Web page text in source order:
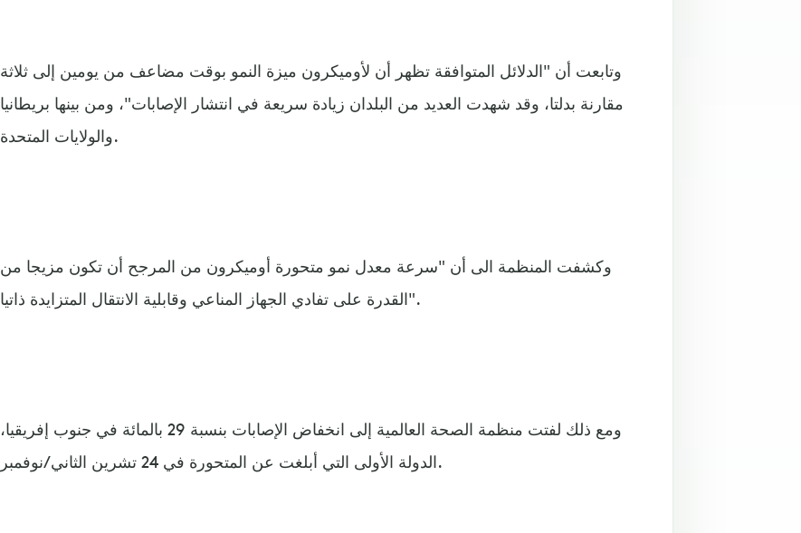
وتابعت أن "الدلائل المتوافقة تظهر أن لأوميكرون ميزة النمو بوقت مضاعف من يومين إلى ثلاثة
مقارنة بدلتا، وقد شهدت العديد من البلدان زيادة سريعة في انتشار الإصابات"، ومن بينها بريطانيا
والولايات المتحدة.
وكشفت المنظمة الى أن "سرعة معدل نمو متحورة أوميكرون من المرجح أن تكون مزيجا من
القدرة على تفادي الجهاز المناعي وقابلية الانتقال المتزايدة ذاتيا".
ومع ذلك لفتت منظمة الصحة العالمية إلى انخفاض الإصابات بنسبة 29 بالمائة في جنوب إفريقيا،
الدولة الأولى التي أبلغت عن المتحورة في 24 تشرين الثاني/نوفمبر.